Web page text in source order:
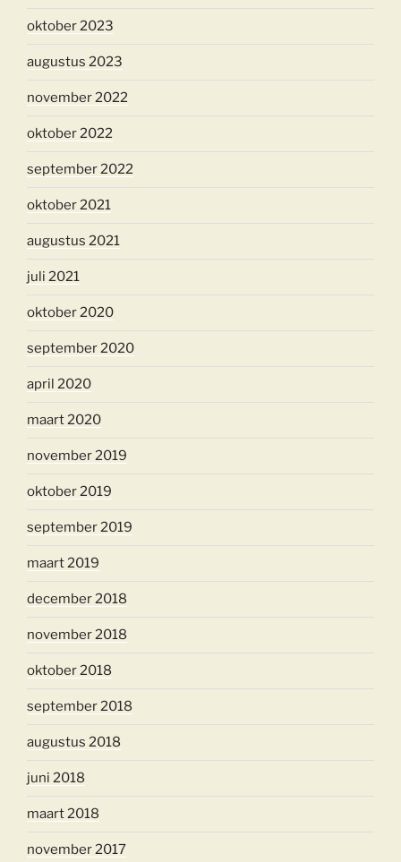
oktober 2023
augustus 2023
november 2022
oktober 2022
september 2022
oktober 2021
augustus 2021
juli 2021
oktober 2020
september 2020
april 2020
maart 2020
november 2019
oktober 2019
september 2019
maart 2019
december 2018
november 2018
oktober 2018
september 2018
augustus 2018
juni 2018
maart 2018
november 2017